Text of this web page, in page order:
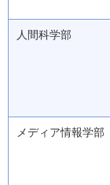
人間科学部
メディア情報学部